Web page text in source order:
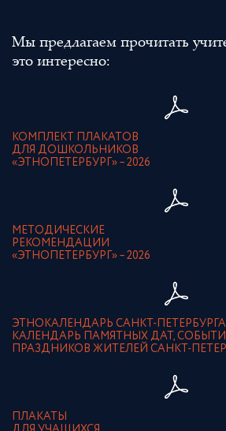
Мы предлагаем прочитать
это интересно:
КОМПЛЕКТ ПЛАКАТОВ
ДЛЯ ДОШКОЛЬНИКОВ
«ЭТНОПЕТЕРБУРГ» – 2026
МЕТОДИЧЕСКИЕ
РЕКОМЕНДАЦИИ
«ЭТНОПЕТЕРБУРГ» – 2026
ЭТНОКАЛЕНДАРЬ САНКТ-ПЕТЕРБУРГА
КАЛЕНДАРЬ ПАМЯТНЫХ ДАТ,
ПРАЗДНИКОВ ЖИТЕЛЕЙ САНКТ-
ПЛАКАТЫ